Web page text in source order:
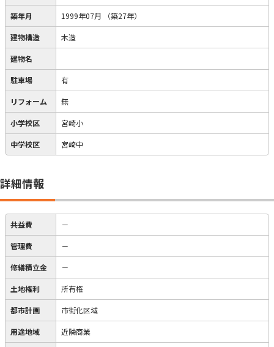
築年月 1999年07月 （築27年）
建物構造 木造
建物名
駐車場 有
リフォーム 無
小学校区 宮崎小
中学校区 宮崎中
詳細情報
共益費 －
管理費 －
修繕積立金 －
土地権利 所有権
都市計画 市街化区域
用途地域 近隣商業